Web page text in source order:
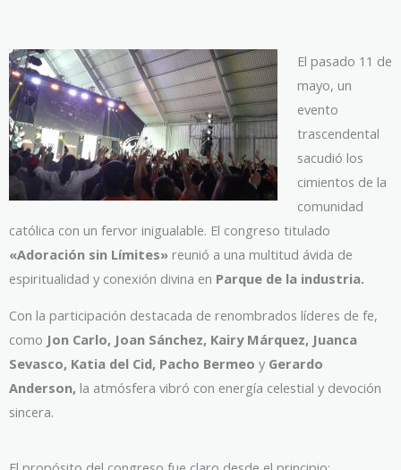
El pasado 11 de
mayo, un
evento
trascendental
sacudió los
cimientos de la
comunidad
católica con un fervor inigualable. El congreso titulado
«Adoración sin Límites» reunió a una multitud ávida de
espiritualidad y conexión divina en Parque de la industria.
Con la participación destacada de renombrados líderes de fe,
como Jon Carlo, Joan Sánchez, Kairy Márquez, Juanca
Sevasco, Katia del Cid, Pacho Bermeo y Gerardo
Anderson, la atmósfera vibró con energía celestial y devoción
sincera.